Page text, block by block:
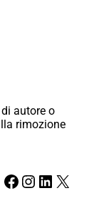
autore o
rimozione
Facebook Instagram LinkedIn X